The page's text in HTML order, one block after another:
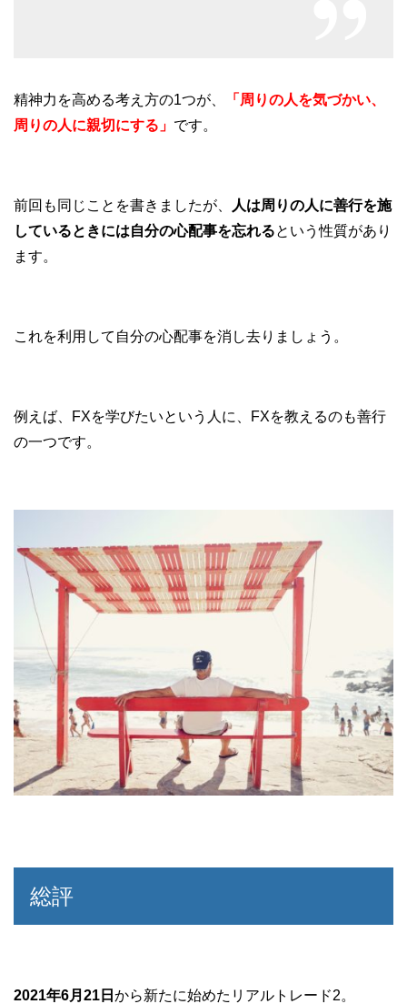
精神力を高める考え方の1つが、
「周りの人を気づかい、
周りの人に親切にする」 です。
前回も同じことを書きましたが、
人は周りの人に善行を施
しているときには自分の心配事を忘れるという性質があり
ます。
これを利用して自分の心配事を消し去りましょう。
例えば、FXを学びたいという人に、FXを教えるのも善行
の一つです。
総評
2021年6月21日 から新たに始めたリアルトレード2。